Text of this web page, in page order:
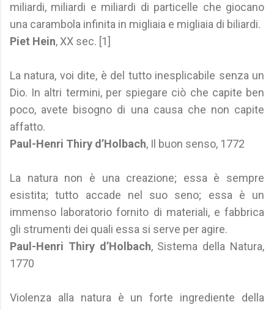
miliardi, miliardi e miliardi di particelle che giocano
una carambola infinita in migliaia e migliaia di biliardi.
Piet Hein, XX sec. [1]
La natura, voi dite, è del tutto inesplicabile senza un
Dio. In altri termini, per spiegare ciò che capite ben
poco, avete bisogno di una causa che non capite
affatto.
Paul-Henri Thiry d’Holbach, Il buon senso, 1772
La natura non è una creazione; essa è sempre
esistita; tutto accade nel suo seno; essa è un
immenso laboratorio fornito di materiali, e fabbrica
gli strumenti dei quali essa si serve per agire.
Paul-Henri Thiry d’Holbach, Sistema della Natura,
1770
Violenza alla natura è un forte ingrediente della